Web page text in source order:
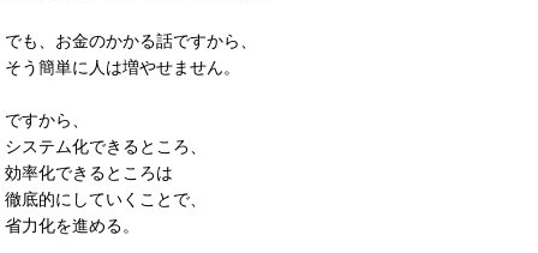
でも、お金のかかる話ですから、
そう簡単に人は増やせません。
ですから、
システム化できるところ、
効率化できるところは
徹底的にしていくことで、
省力化を進める。